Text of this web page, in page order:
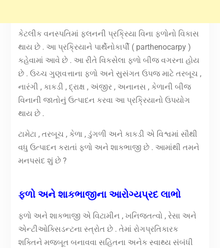
કેટલીક વનસ્પતિમાં ફ્લનની પ્રક્રિયા વિના ફળોનો વિકાસ
થાય છે . આ પ્રક્રિયાને પાર્થેનોકાર્પી ( parthenocarpy )
કહેવામાં આવે છે . આ રીતે વિકસેલા ફળો બીજ વગરના હોય
છે . ઉચ્ચ ગુણવત્તાના ફળો અને સુસંગત ઉપજ માટે તરબૂચ ,
નારંગી , કાકડી , દ્રાક્ષ , અંજીર , અનાનસ , કેળાની બીજ
વિનાની જાતોનું ઉત્પાદન કરવા આ પ્રક્રિયાનો ઉપયોગ
થાય છે .
ટામેટા , તરબૂચ , કેળા , ડુંગળી અને કાકડી એ વિશ્વમાં સૌથી
વધુ ઉત્પાદન કરાતાં ફળો અને શાકભાજી છે . આમાંથી તમને
મનપસંદ શું છે ?
ફળો અને શાકભાજીના આરોગ્યપ્રદ લાભો
ફળો અને શાકભાજી એ વિટામીન , ખનિજતત્વો , રેસા અને
એન્ટીઓક્સિડન્ટના સ્ત્રોત છે . તેમાં રોગપ્રતિકારક
શક્તિને મજબૂત બનાવવા સહિતના અનેક સ્વાથ્ય સંબંધી